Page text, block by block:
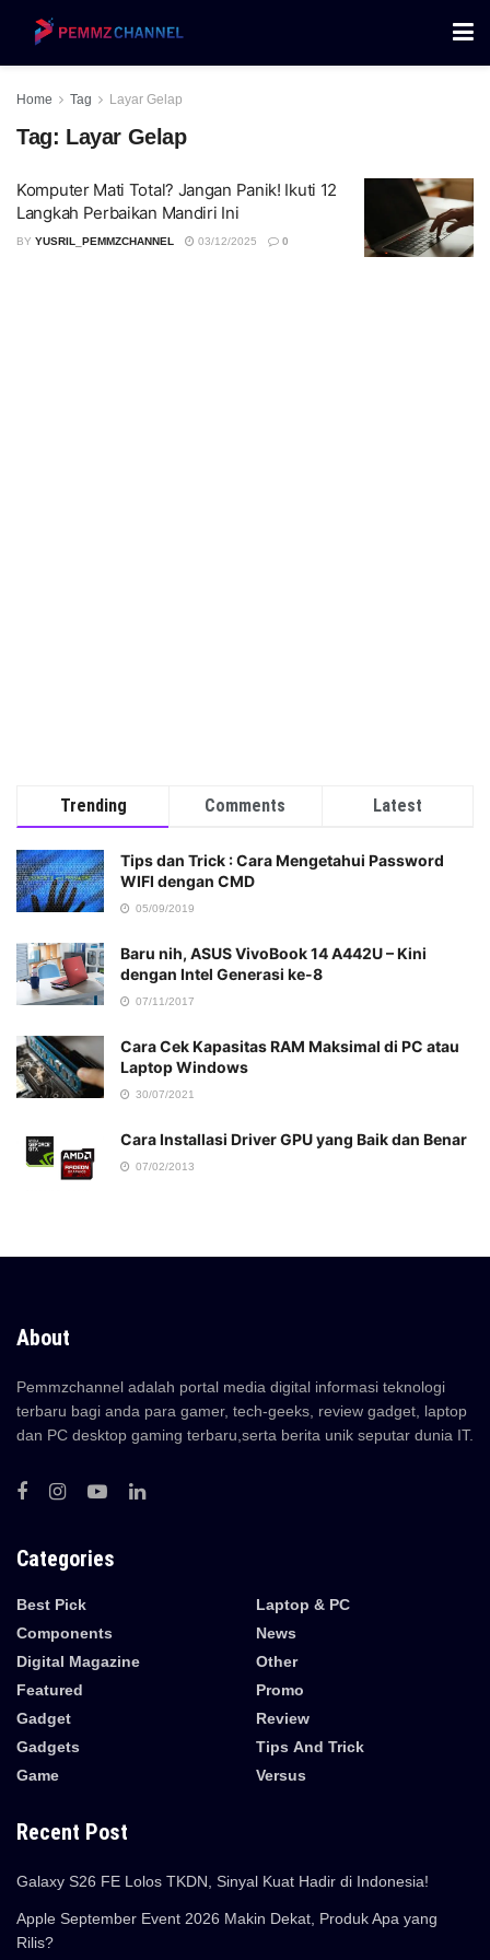
Home Tag Layar Gelap
Tag: Layar Gelap
Komputer Mati Total? Jangan Panik! Ikuti 12
Langkah Perbaikan Mandiri Ini
BY YUSRIL_PEMMZCHANNEL 03/12/2025 0
Trending Comments Latest
Tips dan Trick : Cara Mengetahui Password
WIFI dengan CMD
05/09/2019
Baru nih, ASUS VivoBook 14 A442U – Kini
dengan Intel Generasi ke-8
07/11/2017
Cara Cek Kapasitas RAM Maksimal di PC atau
Laptop Windows
30/07/2021
Cara Installasi Driver GPU yang Baik dan Benar
07/02/2013
About
Pemmzchannel adalah portal media digital informasi teknologi
terbaru bagi anda para gamer, tech-geeks, review gadget, laptop
dan PC desktop gaming terbaru,serta berita unik seputar dunia IT.
Categories
Best Pick
Components
Digital Magazine
Featured
Gadget
Gadgets
Game
Laptop & PC
News
Other
Promo
Review
Tips And Trick
Versus
Recent Post
Galaxy S26 FE Lolos TKDN, Sinyal Kuat Hadir di Indonesia!
Apple September Event 2026 Makin Dekat, Produk Apa yang
Rilis?